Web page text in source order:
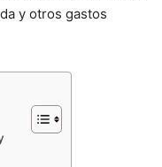
y otros gastos